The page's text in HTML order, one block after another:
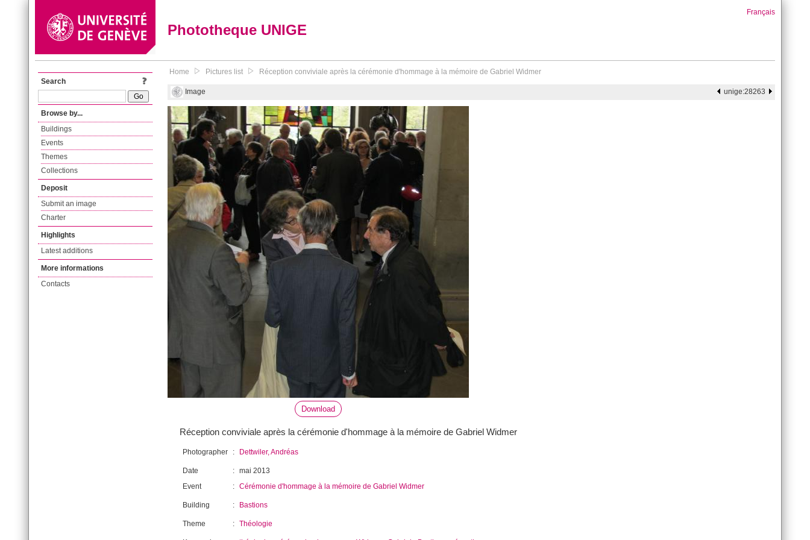
Phototheque UNIGE
Français
Search
Browse by...
Buildings
Events
Themes
Collections
Deposit
Submit an image
Charter
Highlights
Latest additions
More informations
Contacts
Home Pictures list Réception conviviale après la cérémonie d'hommage à la mémoire de Gabriel Widmer
Image unige:28263
Download
Réception conviviale après la cérémonie d'hommage à la mémoire de Gabriel Widmer
Photographer : Dettwiler, Andréas
Date : mai 2013
Event
: Cérémonie d'hommage à la mémoire de Gabriel Widmer
Building : Bastions
Theme : Théologie